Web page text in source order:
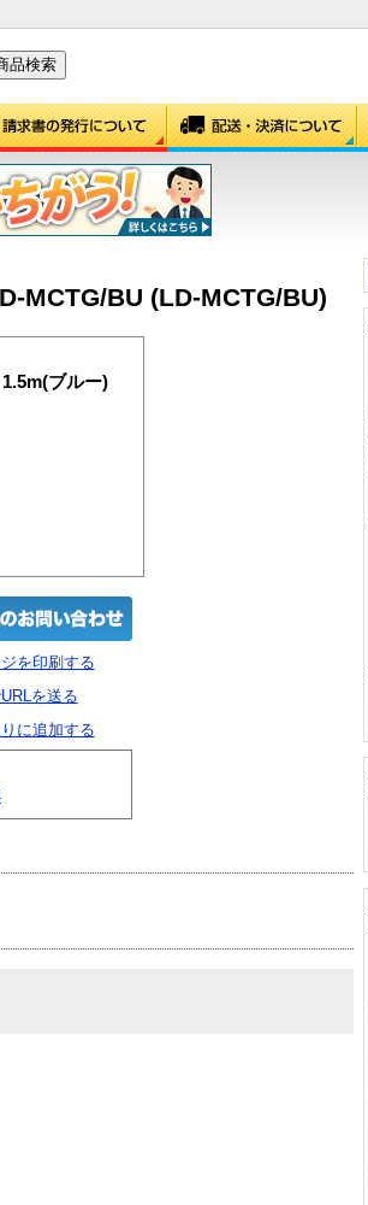
MCTG/BU (LD-MCTG/BU)
ブルー)
を印刷する
を送る
に追加する